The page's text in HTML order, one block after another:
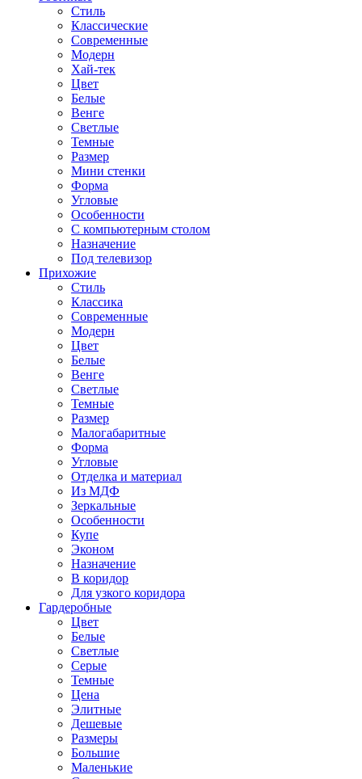
Стиль
Классические
Современные
Модерн
Хай-тек
Цвет
Белые
Венге
Светлые
Темные
Размер
Мини стенки
Форма
Угловые
Особенности
С компьютерным столом
Назначение
Под телевизор
Прихожие
Стиль
Классика
Современные
Модерн
Цвет
Белые
Венге
Светлые
Темные
Размер
Малогабаритные
Форма
Угловые
Отделка и материал
Из МДФ
Зеркальные
Особенности
Купе
Эконом
Назначение
В коридор
Для узкого коридора
Гардеробные
Цвет
Белые
Светлые
Серые
Темные
Цена
Элитные
Дешевые
Размеры
Большие
Маленькие